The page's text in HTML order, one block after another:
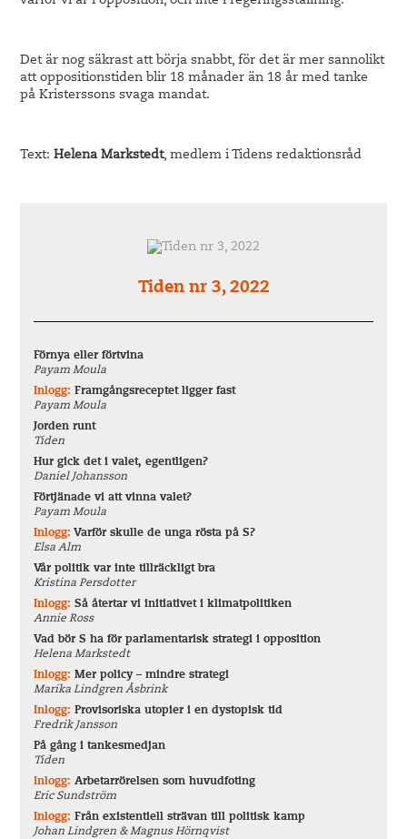
Det är nog säkrast att börja snabbt, för det är mer sannolikt
att oppositionstiden blir 18 månader än 18 år med tanke
på Kristerssons svaga mandat.
Text:Helena Markstedt, medlem i Tidens redaktionsråd
Tiden nr 3, 2022
Förnya eller förtvina
Payam Moula
Inlogg:Framgångsreceptet ligger fast
Payam Moula
Jorden runt
Tiden
Hur gick det i valet, egentligen?
Daniel Johansson
Förtjänade vi att vinna valet?
Payam Moula
Inlogg: Varför skulle de unga rösta på S?
Elsa Alm
Vår politik var inte tillräckligt bra
Kristina Persdotter
Inlogg:Så återtar vi initiativet i klimatpolitiken
Annie Ross
Vad bör S ha för parlamentarisk strategi i opposition
Helena Markstedt
Inlogg:Mer policy – mindre strategi
Marika Lindgren Åsbrink
Inlogg:Provisoriska utopier i en dystopisk tid
Fredrik Jansson
På gång i tankesmedjan
Tiden
Inlogg:Arbetarrörelsen som huvudfoting
Eric Sundström
Inlogg:Från existentiell strävan till politisk kamp
Johan Lindgren & Magnus Hörnqvist